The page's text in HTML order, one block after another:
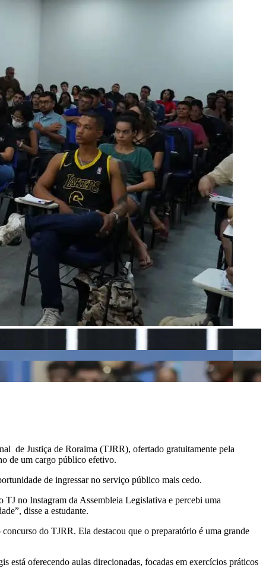
de Justiça de Roraima (TJRR), ofertado gratuitamente pela
de um cargo público efetivo.
de ingressar no serviço público mais cedo.
no Instagram da Assembleia Legislativa e percebi uma
disse a estudante.
do TJRR. Ela destacou que o preparatório é uma grande
está oferecendo aulas direcionadas, focadas em exercícios práticos